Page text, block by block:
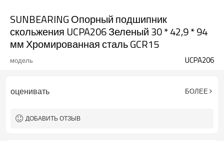
SUNBEARING Опорный подшипник
скольжения UCPA206 Зеленый 30 * 42,9 * 94
мм Хромированная сталь GCR15
модель UCPA206
оценивать БОЛЕЕ
ДОБАВИТЬ ОТЗЫВ